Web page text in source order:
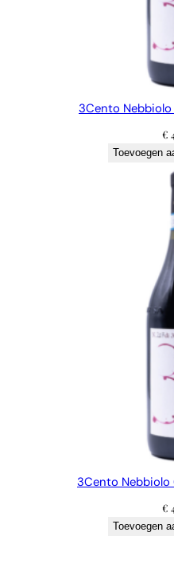
3Cento
€
Toevoegen
3Cento
€
Toevoegen